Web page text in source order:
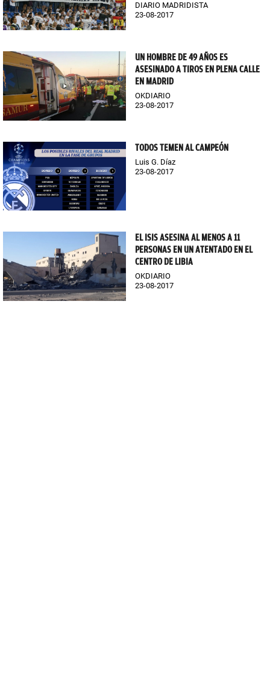
DIARIO MADRIDISTA
23-08-2017
UN HOMBRE DE 49 AÑOS ES
ASESINADO A TIROS EN PLENA CALLE
EN MADRID
OKDIARIO
23-08-2017
TODOS TEMEN AL CAMPEÓN
Luis G. Díaz
23-08-2017
EL ISIS ASESINA AL MENOS A 11
PERSONAS EN UN ATENTADO EN EL
CENTRO DE LIBIA
OKDIARIO
23-08-2017